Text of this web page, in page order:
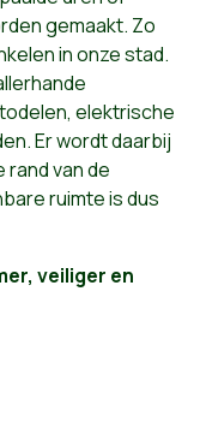
gemaakt. Zo
in onze stad.
elektrische
Er wordt daarbij
rand van de
ruimte is dus
veiliger en